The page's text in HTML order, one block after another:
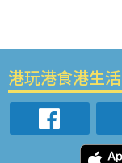
港玩港食港生活